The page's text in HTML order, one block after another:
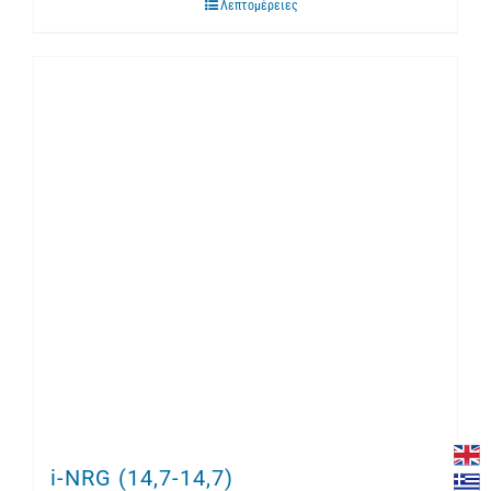
Λεπτομέρειες
i-NRG (14,7-14,7)